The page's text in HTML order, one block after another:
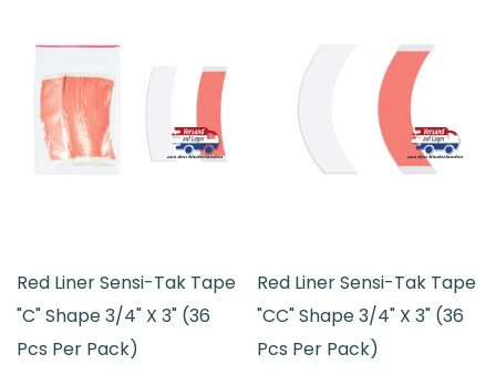
Red Liner Sensi-Tak Tape
"C" Shape 3/4" X 3" (36
Pcs Per Pack)
Red Liner Sensi-Tak Tape
"CC" Shape 3/4" X 3" (36
Pcs Per Pack)